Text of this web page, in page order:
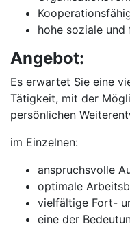
hohe soziale und
Angebot:
Es erwartet Sie eine
Tätigkeit, mit der
persönlichen
im Einzelnen:
anspruchsvolle
optimale
vielfältige Fort-
eine der